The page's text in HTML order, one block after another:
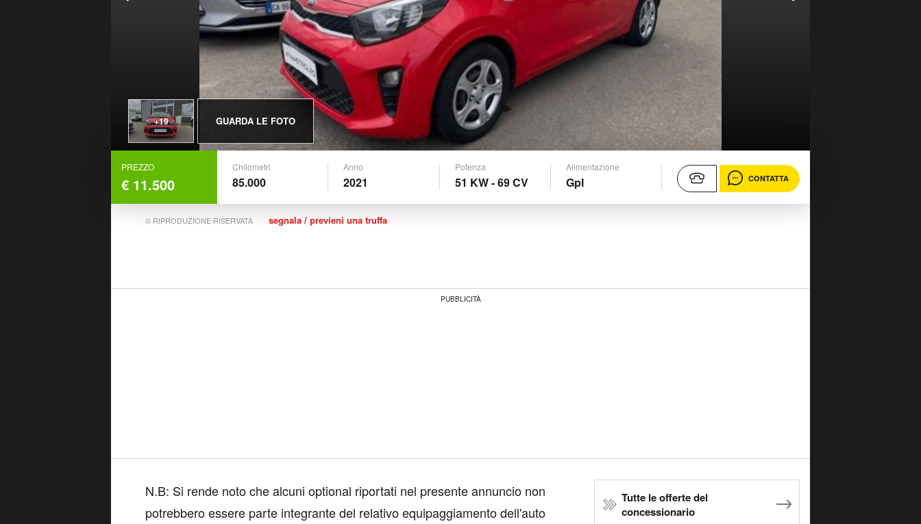
+19 GUARDA LE FOTO
PREZZO
€ 11.500
Chilometri
85.000
Anno
2021
Potenza
51 KW - 69 CV
Alimentazione
Gpl CONTATTA
© RIPRODUZIONE RISERVATA segnala / previeni una truffa
PUBBLICITÀ
N.B: Si rende noto che alcuni optional riportati nel presente annuncio non
potrebbero essere parte integrante del relativo equipaggiamento dell'auto
Tutte le offerte del
concessionario